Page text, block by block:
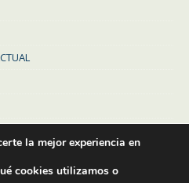
la mejor experiencia en
cookies utilizamos o